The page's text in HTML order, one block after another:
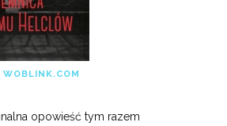
opowieść tym razem